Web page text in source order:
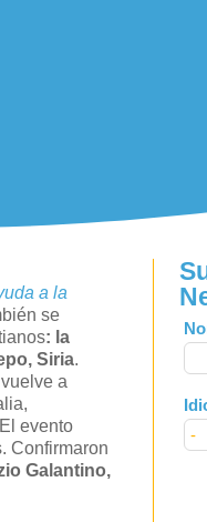
a la
se
: la
Siria.
a
evento
Confirmaron
Galantino,